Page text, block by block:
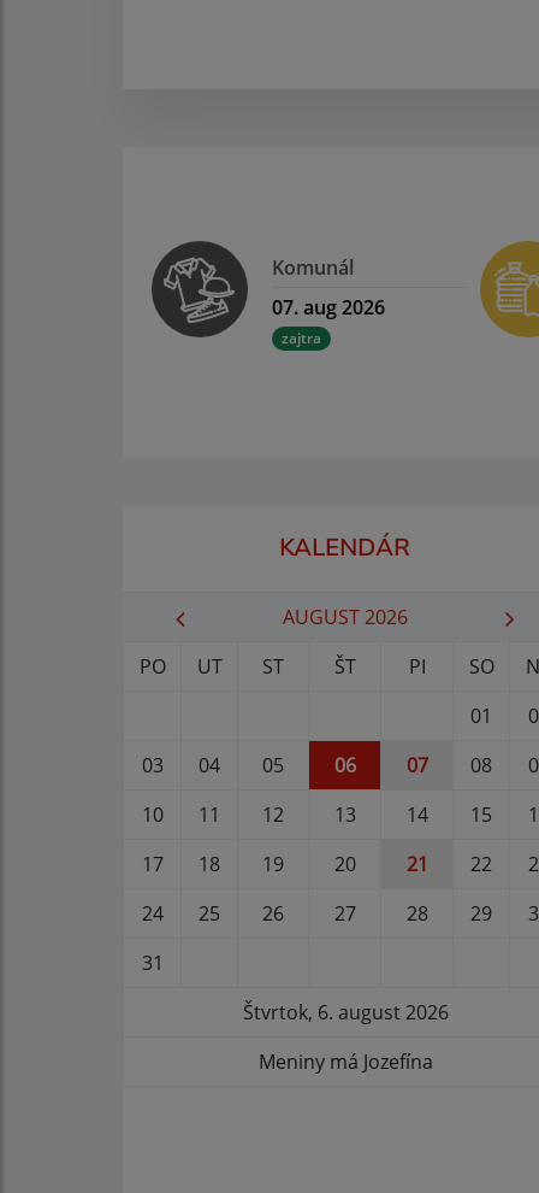
Komunál
07. aug 2026
zajtra
KALENDÁR
AUGUST 2026
PO
UT ST ŠT PI SO
01
03
04 05 06 07 08
10
11 12 13 14 15
17
18 19 20 21 22
24
25 26 27 28 29
31
Štvrtok, 6. august 2026
Meniny má Jozefína